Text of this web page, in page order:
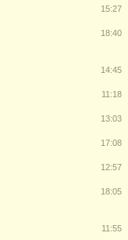
15:27
18:40
14:45
11:18
13:03
17:08
12:57
18:05
11:55